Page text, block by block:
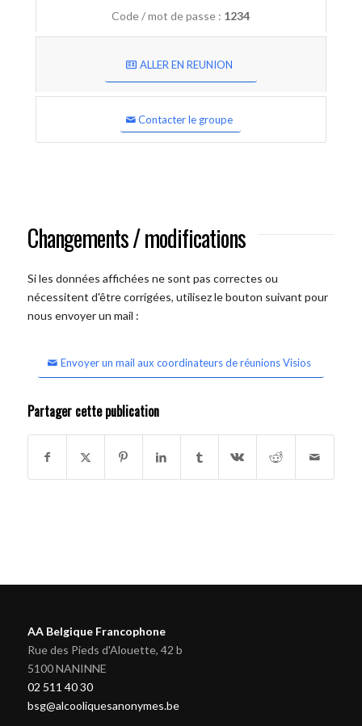
Code / mot de passe : 1234
ALLER EN REUNION
Contacter le groupe
Changements / modifications
Si les données affichées ne sont pas correctes ou
nécessitent d'être corrigées, utilisez le bouton suivant pour
nous envoyer un mail :
Envoyer un mail aux coordinateurs de réunions Visios
Partager cette publication
AA Belgique Francophone
Rue des Pieds d'Alouette, 42 b
5100 NANINNE
02 511 40 30
bsg@alcooliquesanonymes.be